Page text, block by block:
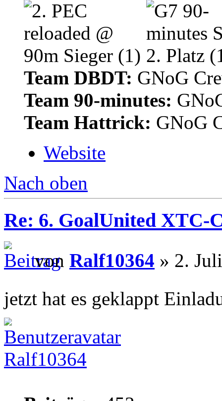
Team DBDT: GNoG
Team 90-minutes:
Team Hattrick: GNoG
Website
Nach oben
Re: 6. GoalUnited XTC-
von Ralf10364 » 2.
jetzt hat es geklappt
Ralf10364